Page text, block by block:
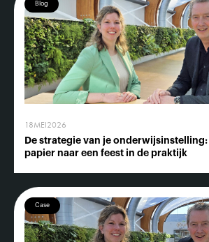
Blog
18MEI2026
De strategie van je
papier naar een feest in de praktijk
Case